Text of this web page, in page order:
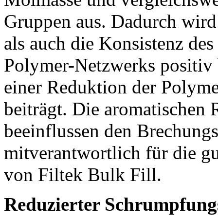
Gruppen aus. Dadurch
als auch die Konsistenz
Polymer-Netzwerks
einer Reduktion der
beiträgt. Die aromatischen
beeinflussen den
mitverantwortlich für die
von Filtek Bulk Fill.
Reduzierter